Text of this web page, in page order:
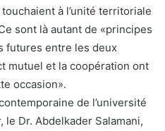
à l’unité territoriale
sont là autant de «principes
futures entre les deux
mutuel et la coopération ont
occasion».
de l’université
le Dr. Abdelkader Salamani,